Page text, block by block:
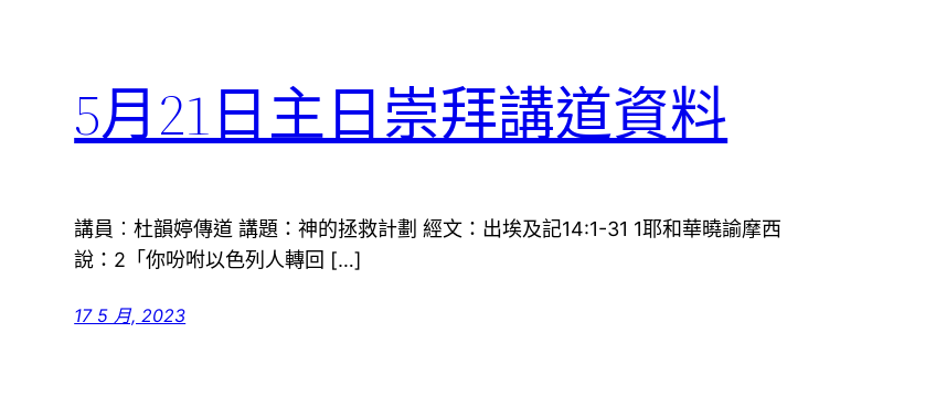
5月21日主日崇拜講道資料
講員︰杜韻婷傳道 講題：神的拯救計劃 經文：出埃及記14:1-31 1耶和華曉諭摩西
說：2「你吩咐以色列人轉回 […]
17 5 月, 2023